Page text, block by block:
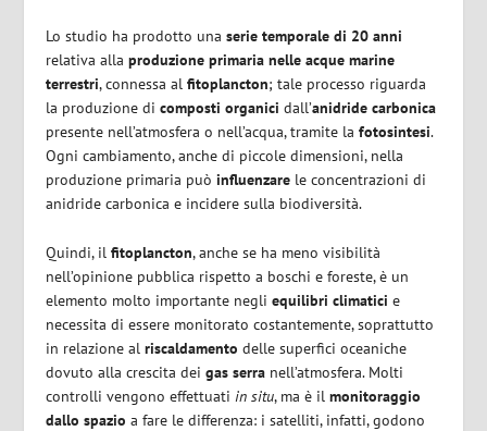
Lo studio ha prodotto una serie temporale di 20 anni
relativa allaproduzione primaria nelle acque marine
terrestri, connessa alfitoplancton; tale processo riguarda
la produzione dicomposti organici dall’anidride carbonica
presente nell’atmosfera o nell’acqua, tramite lafotosintesi.
Ogni cambiamento, anche di piccole dimensioni, nella
produzione primaria puòinfluenzare le concentrazioni di
anidride carbonica e incidere sulla biodiversità.
Quindi, ilfitoplancton, anche se ha meno visibilità
nell’opinione pubblica rispetto a boschi e foreste, è un
elemento molto importante negliequilibri climatici e
necessita di essere monitorato costantemente, soprattutto
in relazione alriscaldamento delle superfici oceaniche
dovuto alla crescita deigas serra nell’atmosfera. Molti
controlli vengono effettuatiin situ, ma è ilmonitoraggio
dallo spazio a fare le differenza: i satelliti, infatti, godono